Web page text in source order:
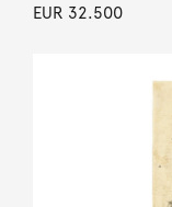
EUR 32.500